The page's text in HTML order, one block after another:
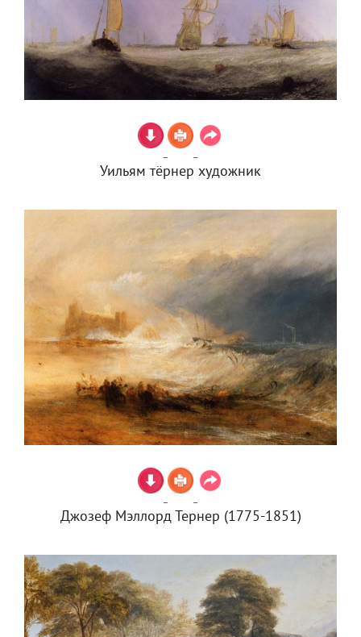
Уильям тёрнер художник
Джозеф Мэллорд Тернер (1775-1851)